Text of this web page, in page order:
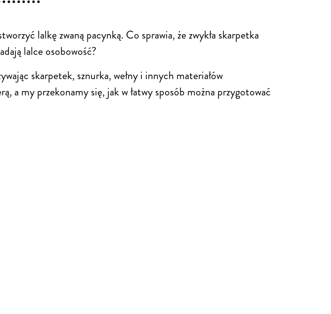
lalkę zwaną pacynką. Co sprawia, że zwykła skarpetka
lalce osobowość?
skarpetek, sznurka, wełny i innych materiałów
a my przekonamy się, jak w łatwy sposób można przygotować